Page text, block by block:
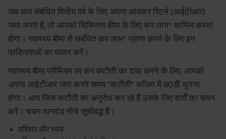
जब आप संबंधित वित्तीय वर्ष के लिए अपना आयकर रिटर्न (आईटीआर)
जमा करते हैं, तो आपको चिकित्सा बीमा के लिए कर लाभ* शामिल करना
होगा। स्वास्थ्य बीमा से संबंधित कर लाभ* प्राप्त करने के लिए इन
प्रक्रियाओं का पालन करें।
स्वास्थ्य बीमा प्रीमियम पर कर कटौती का दावा करने के लिए, आपको
अपना आईटीआर जमा करते समय "कटौती" कॉलम में 80डी चुनना
होगा। आप जिस कटौती का अनुरोध कर रहे हैं उसके लिए शर्तों का चयन
करें। चयन मानदंड नीचे सूचीबद्ध हैं।
परिवार और स्वयं